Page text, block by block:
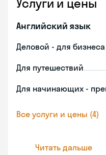
Услуги и цены
Английский язык
Деловой - для бизнеса
Для путешествий
Для начинающих -
Все услуги и цены (4)
Читать дальше